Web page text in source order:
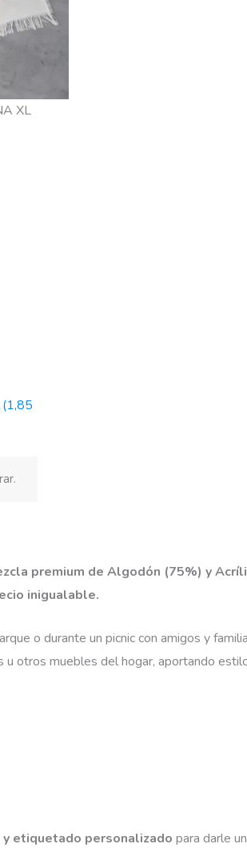
XL
premium de Algodón (75%) y
inigualable.
o durante un picnic con amigos y
u otros muebles del hogar, aportando
etiquetado personalizado para darle